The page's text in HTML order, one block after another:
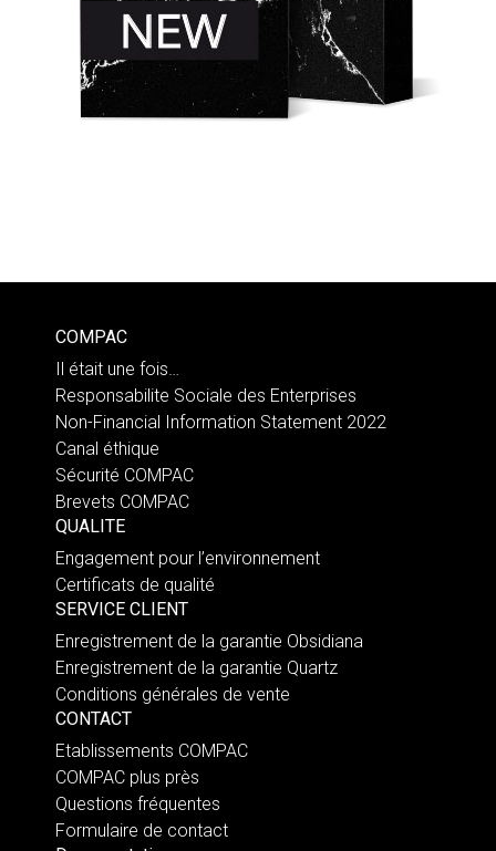
COMPAC
Il était une fois…
Responsabilite Sociale des Enterprises
Non-Financial Information Statement 2022
Canal éthique
Sécurité COMPAC
Brevets COMPAC
QUALITE
Engagement pour l’environnement
Certificats de qualité
SERVICE CLIENT
Enregistrement de la garantie Obsidiana
Enregistrement de la garantie Quartz
Conditions générales de vente
CONTACT
Etablissements COMPAC
COMPAC plus près
Questions fréquentes
Formulaire de contact